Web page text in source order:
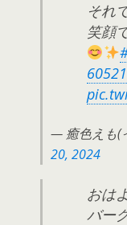
それ
笑顔
60521
— 癒色えも(
20, 2024
おは
バー